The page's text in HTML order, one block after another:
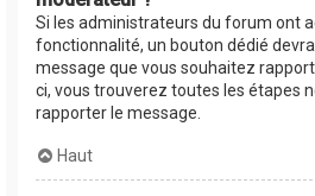
Si les administrateurs du forum ont
fonctionnalité, un bouton dédié
message que vous souhaitez
ci, vous trouverez toutes les étapes
rapporter le message.
Haut